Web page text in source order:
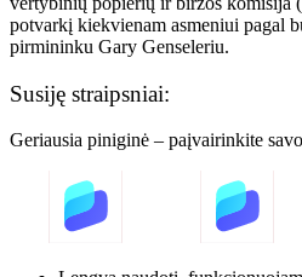
potvarkį kiekvienam asmeniui pagal
pirmininku Gary Genseleriu.
Susiję straipsniai:
Geriausia piniginė – paįvairinkite